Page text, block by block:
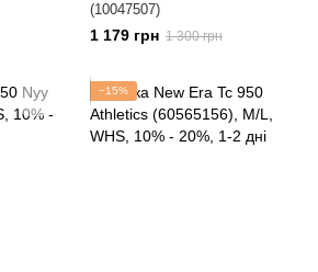
(10047507)
1 179 грн 1 300 грн
−15%